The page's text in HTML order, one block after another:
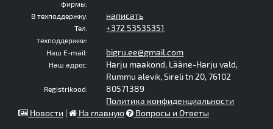
фирмы:
В техподдержку: написать
Тел.
техподдержки:
+372 53535351
Наш E-mail: bigru.ee@gmail.com
Наш адрес:
Harju maakond, Lääne-Harju vald,
Rummu alevik, Sireli tn 20, 76102
Registrikood:
80571389
Политика конфиденциальности
Новости | На главную Вопросы и Ответы